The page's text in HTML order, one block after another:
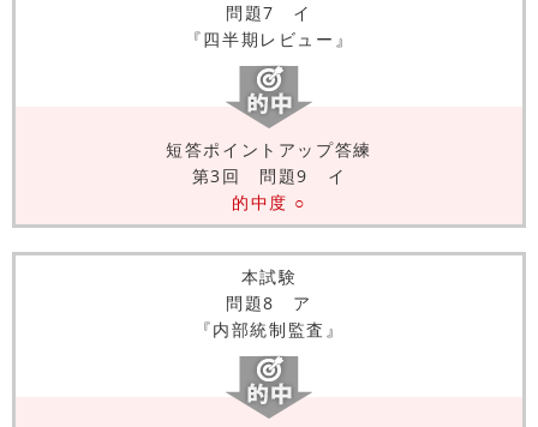
問題7 イ
『四半期レビュー』
短答ポイントアップ答練
第3回 問題9 イ
的中度 ○
本試験
問題8 ア
『内部統制監査』